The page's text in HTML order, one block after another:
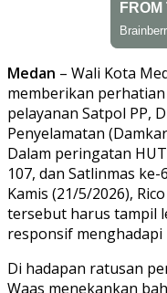
Medan – Wali Kota
memberikan
pelayanan Satpol PP,
Penyelamatan
Dalam peringatan
107, dan Satlinmas
Kamis (21/5/2026),
tersebut harus tampil
responsif
Di hadapan ratusan
Waas menekankan